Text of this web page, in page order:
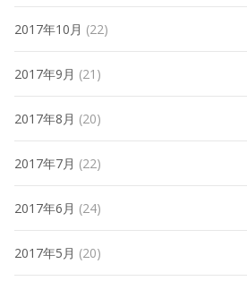
2017年10月 (22)
2017年9月 (21)
2017年8月 (20)
2017年7月 (22)
2017年6月 (24)
2017年5月 (20)